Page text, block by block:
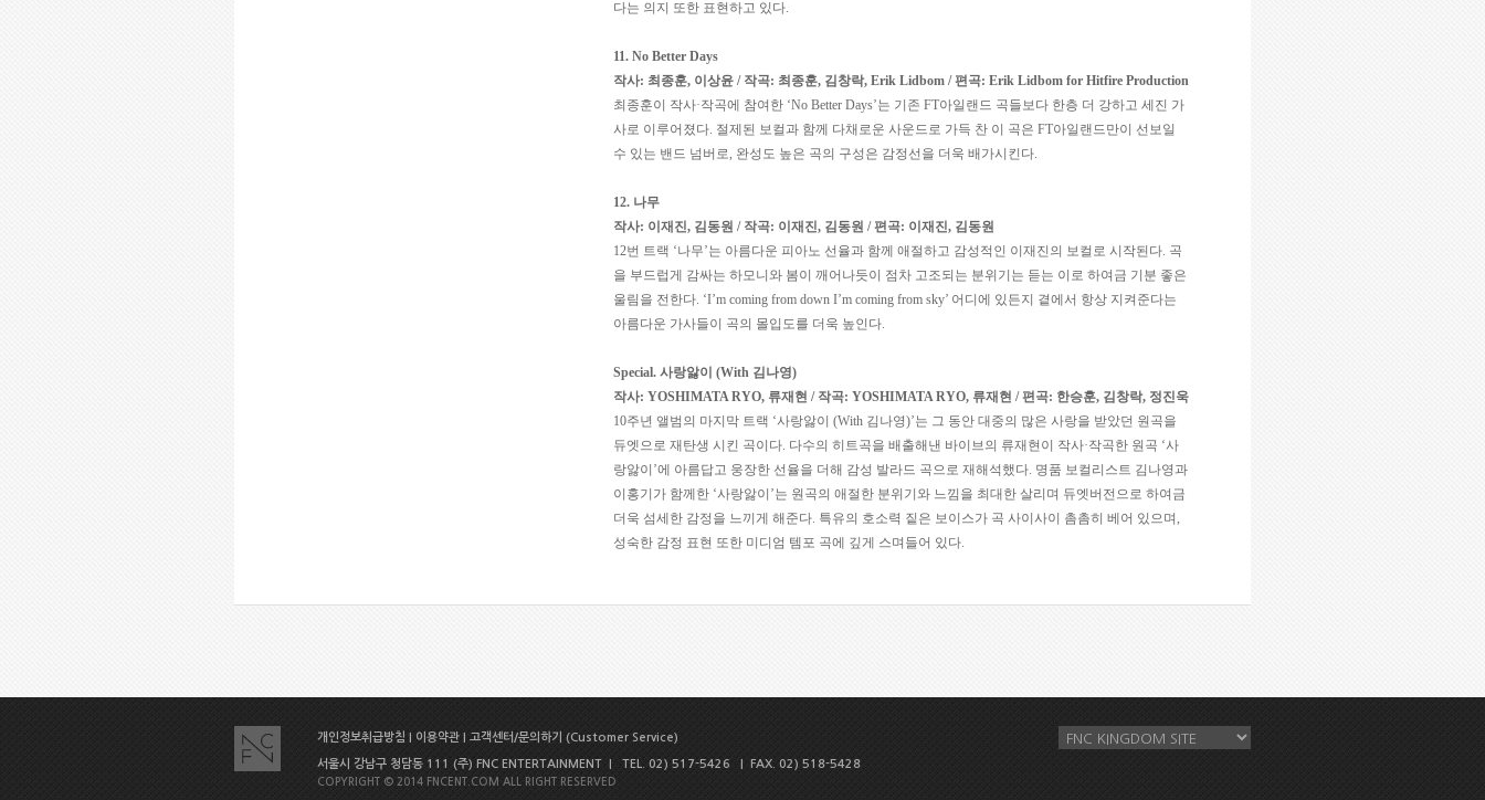
다는 의지 또한 표현하고 있다.
11. No Better Days
작사: 최종훈, 이상윤 / 작곡: 최종훈, 김창락, Erik Lidbom /편곡: Erik Lidbom for Hitfire Production
최종훈이 작사·작곡에 참여한 ‘No Better Days’는 기존 FT아일랜드 곡들보다 한층 더 강하고 세진 가
사로 이루어졌다. 절제된 보컬과 함께 다채로운 사운드로 가득 찬 이 곡은 FT아일랜드만이 선보일
수 있는 밴드 넘버로, 완성도 높은 곡의 구성은 감정선을 더욱 배가시킨다.
12. 나무
작사: 이재진, 김동원 / 작곡: 이재진, 김동원 /편곡: 이재진, 김동원
12번 트랙 ‘나무’는 아름다운 피아노 선율과 함께 애절하고 감성적인 이재진의 보컬로 시작된다. 곡
을 부드럽게 감싸는 하모니와 봄이 깨어나듯이 점차 고조되는 분위기는 듣는 이로 하여금 기분 좋은
울림을 전한다. ‘I’m coming from down I’m coming from sky’ 어디에 있든지 곁에서 항상 지켜준다는
아름다운 가사들이 곡의 몰입도를 더욱 높인다.
Special. 사랑앓이 (With 김나영)
작사: YOSHIMATA RYO, 류재현 / 작곡: YOSHIMATA RYO, 류재현 /편곡: 한승훈, 김창락, 정진욱
10주년 앨범의 마지막 트랙 ‘사랑앓이 (With 김나영)’는 그 동안 대중의 많은 사랑을 받았던 원곡을
듀엣으로 재탄생 시킨 곡이다. 다수의 히트곡을 배출해낸 바이브의 류재현이 작사·작곡한 원곡 ‘사
랑앓이 ’에 아름답고 웅장한 선율을 더해 감성 발라드 곡으로 재해석했다. 명품 보컬리스트 김나영과
이홍기가 함께한 ‘사랑앓이 ’는 원곡의 애절한 분위기와 느낌을 최대한 살리며 듀엣버전으로 하여금
더욱 섬세한 감정을 느끼게 해준다. 특유의 호소력 짙은 보이스가 곡 사이사이 촘촘히 베어 있으며,
성숙한 감정 표현 또한 미디엄 템포 곡에 깊게 스며들어 있다.
개인정보취급방침 이용약관 고객센터/문의하기 (Customer Service)
서울시 강남구 청담동 111 (주) FNC ENTERTAINMENT | TEL. 02) 517-5426 | FAX. 02) 518-5428
COPYRIGHT © 2014 FNCENT.COM ALL RIGHT RESERVED